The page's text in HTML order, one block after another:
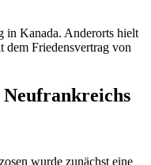
in Kanada. Anderorts hielt
dem Friedensvertrag von
Neufrankreichs
wurde zunächst eine